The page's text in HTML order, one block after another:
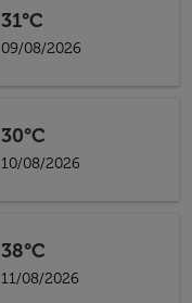
31°C
09/08/2026
30°C
10/08/2026
38°C
11/08/2026